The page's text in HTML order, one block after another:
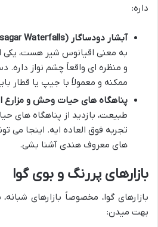
داره:
آبشار دودساگار (Dudhsagar Waterfalls):
به معنی اقیانوس شیر هست، یکی
و منظره ای واقعاً چشم نواز
ممکنه و معمولاً با جیپ یا قطار
پناهگاه های حیات وحش و مزارع
طبیعت، بازدید از پناهگاه های
تجربه فوق العاده ایه. اینجا می
های معروف هندی آشنا بشی.
بازارهای پررنگ و بوی گوا
بازارهای گوا، مخصوصاً بازارهای
بهت میدن: